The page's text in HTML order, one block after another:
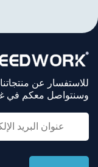
للاستفسار عن
وسنتواصل معكم في غضون